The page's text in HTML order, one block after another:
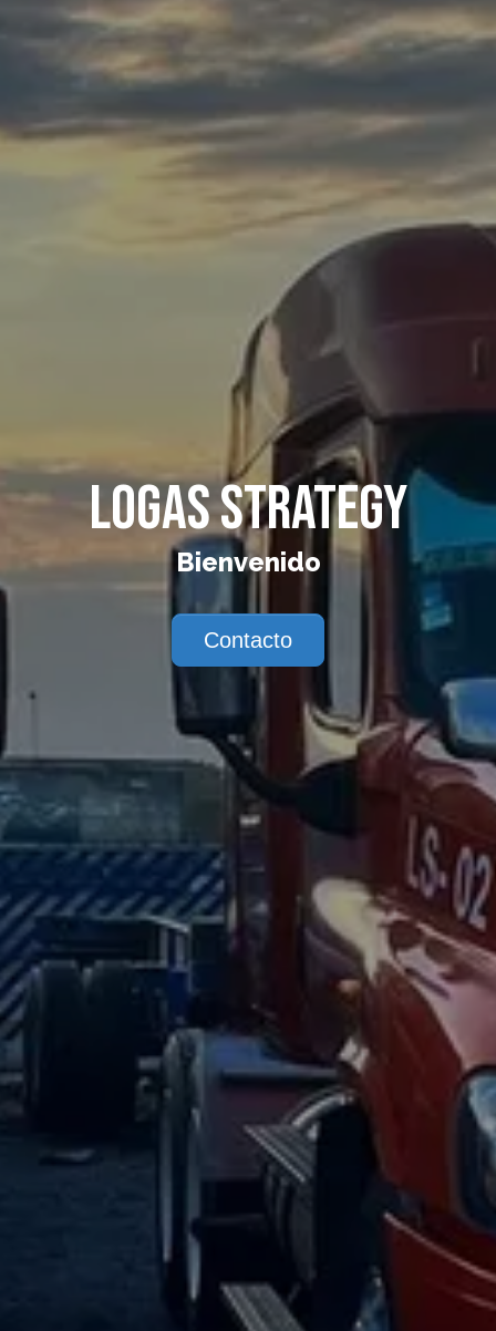
LOGAS STRATEGY
Bienvenido
Contacto